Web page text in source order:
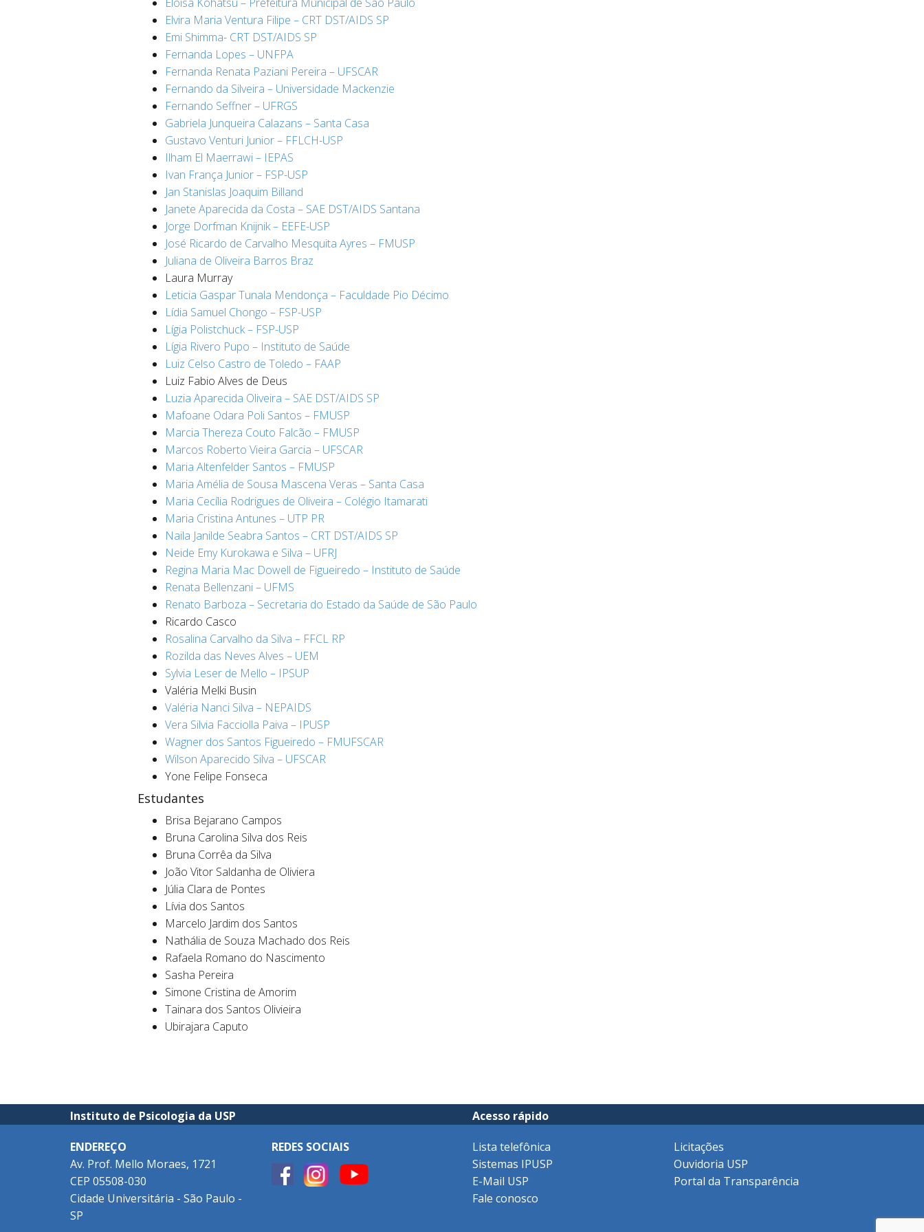
Elvira Maria Ventura Filipe – CRT DST/AIDS SP
Emi Shimma- CRT DST/AIDS SP
Fernanda Lopes – UNFPA
Fernanda Renata Paziani Pereira – UFSCAR
Fernando da Silveira – Universidade Mackenzie
Fernando Seffner – UFRGS
Gabriela Junqueira Calazans – Santa Casa
Gustavo Venturi Junior – FFLCH-USP
Ilham El Maerrawi – IEPAS
Ivan França Junior – FSP-USP
Jan Stanislas Joaquim Billand
Janete Aparecida da Costa – SAE DST/AIDS Santana
Jorge Dorfman Knijnik – EEFE-USP
José Ricardo de Carvalho Mesquita Ayres – FMUSP
Juliana de Oliveira Barros Braz
Laura Murray
Leticia Gaspar Tunala Mendonça – Faculdade Pio Décimo
Lídia Samuel Chongo – FSP-USP
Lígia Polistchuck – FSP-USP
Lígia Rivero Pupo – Instituto de Saúde
Luiz Celso Castro de Toledo – FAAP
Luiz Fabio Alves de Deus
Luzia Aparecida Oliveira – SAE DST/AIDS SP
Mafoane Odara Poli Santos – FMUSP
Marcia Thereza Couto Falcão – FMUSP
Marcos Roberto Vieira Garcia – UFSCAR
Maria Altenfelder Santos – FMUSP
Maria Amélia de Sousa Mascena Veras – Santa Casa
Maria Cecília Rodrigues de Oliveira – Colégio Itamarati
Maria Cristina Antunes – UTP PR
Naila Janilde Seabra Santos – CRT DST/AIDS SP
Neide Emy Kurokawa e Silva – UFRJ
Regina Maria Mac Dowell de Figueiredo – Instituto de Saúde
Renata Bellenzani – UFMS
Renato Barboza – Secretaria do Estado da Saúde de São Paulo
Ricardo Casco
Rosalina Carvalho da Silva – FFCL RP
Rozilda das Neves Alves – UEM
Sylvia Leser de Mello – IPSUP
Valéria Melki Busin
Valéria Nanci Silva – NEPAIDS
Vera Silvia Facciolla Paiva – IPUSP
Wagner dos Santos Figueiredo – FMUFSCAR
Wilson Aparecido Silva – UFSCAR
Yone Felipe Fonseca
Estudantes
Brisa Bejarano Campos
Bruna Carolina Silva dos Reis
Bruna Corrêa da Silva
João Vitor Saldanha de Oliviera
Júlia Clara de Pontes
Lívia dos Santos
Marcelo Jardim dos Santos
Nathália de Souza Machado dos Reis
Rafaela Romano do Nascimento
Sasha Pereira
Simone Cristina de Amorim
Tainara dos Santos Olivieira
Ubirajara Caputo
Instituto de Psicologia da USP Acesso rápido
ENDEREÇO
Av. Prof. Mello Moraes, 1721
CEP 05508-030
Cidade Universitária - São Paulo -
SP
REDES SOCIAIS
Lista telefônica
Sistemas IPUSP
E-Mail USP
Fale conosco
Licitações
Ouvidoria USP
Portal da Transparência